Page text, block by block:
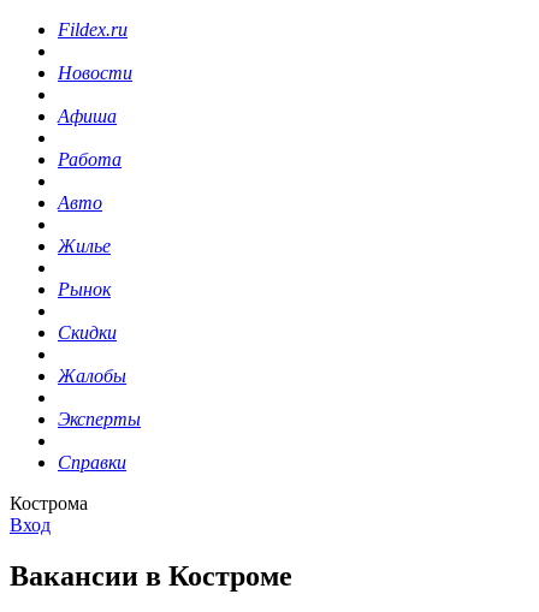
Fildex.ru
Новости
Афиша
Работа
Авто
Жилье
Рынок
Скидки
Жалобы
Эксперты
Справки
Кострома
Вход
Вакансии в Костроме